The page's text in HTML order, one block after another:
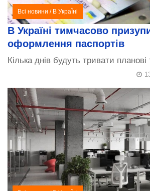
Всі новини / В УкраЇні
В Україні тимчасово
оформлення паспортів
Кілька днів будуть тривати планові